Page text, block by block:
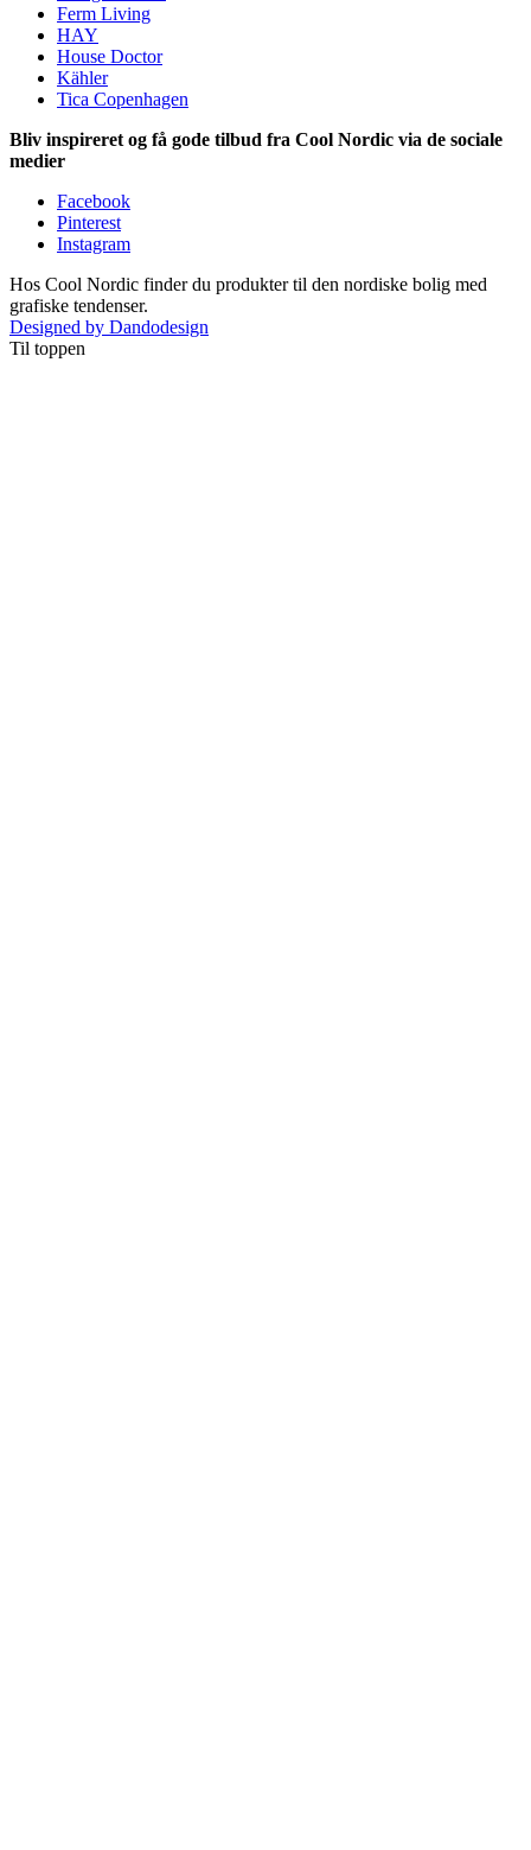
Ferm Living
HAY
House Doctor
Kähler
Tica Copenhagen
Bliv inspireret og få gode tilbud fra Cool Nordic via de sociale
medier
Facebook
Pinterest
Instagram
Hos Cool Nordic finder du produkter til den nordiske bolig med
grafiske tendenser.
Designed by Dandodesign
Til toppen